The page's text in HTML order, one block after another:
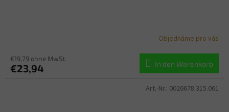
Objednáme pro vás
€19,79 ohne MwSt.
€23,94 In den Warenkorb
Art.-Nr.: 0026678.315.061